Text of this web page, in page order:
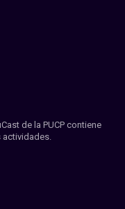
de la PUCP contiene